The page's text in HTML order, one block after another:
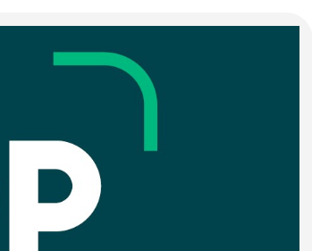
Côte d'Ivoire : Man, deux
personnes périssent dans un